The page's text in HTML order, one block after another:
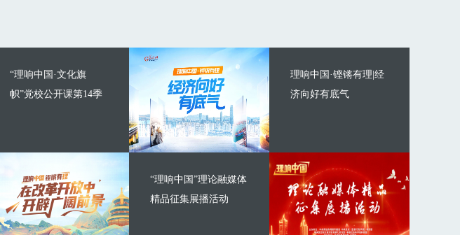
“理响中国·文化旗
帜”党校公开课第14季
理响中国·铿锵有理|经
济向好有底气
“理响中国”理论融媒体
精品征集展播活动